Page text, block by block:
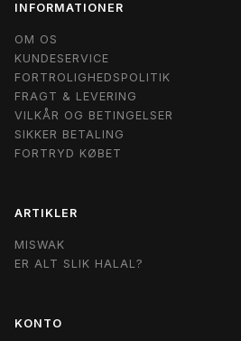
INFORMATIONER
OM OS
KUNDESERVICE
FORTROLIGHEDSPOLITIK
FRAGT & LEVERING
VILKÅR OG BETINGELSER
SIKKER BETALING
FORTRYD KØBET
ARTIKLER
MISWAK
ER ALT SLIK HALAL?
KONTO